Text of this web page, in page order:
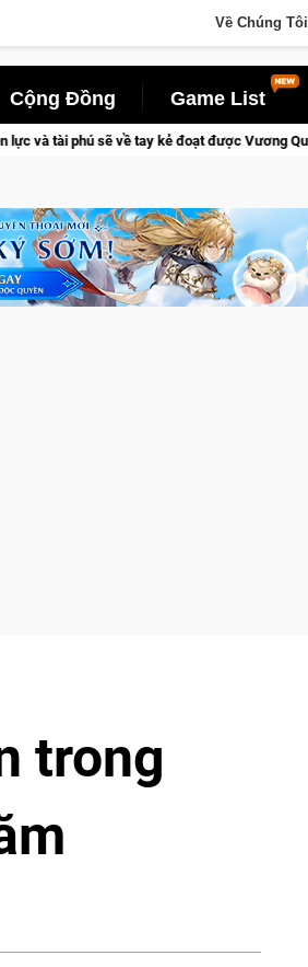
Về Chúng Tôi
Cộng Đồng Game List
Vương Quyền thành Kent sắp tới!
trong